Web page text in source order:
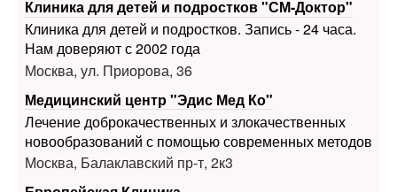
Клиника для детей и подростков "СМ-Доктор"
Клиника для детей и подростков. Запись - 24 часа.
Нам доверяют с 2002 года
Москва, ул. Приорова, 36
Медицинский центр "Эдис Мед Ко"
Лечение доброкачественных и злокачественных
новообразований с помощью современных методов
Москва, Балаклавский пр-т, 2к3